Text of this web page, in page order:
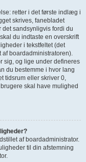
retter i det første indlæg i
skrives, fanebladet
det sandsynligvis fordi du
du indtaste en overskrift
i tekstfeltet (det
af boardadministratoren).
sig, og lige under defineres
du bestemme i hvor lang
tidsrum eller skriver 0,
skal have mulighed
af boardadministrator.
til din afstemning